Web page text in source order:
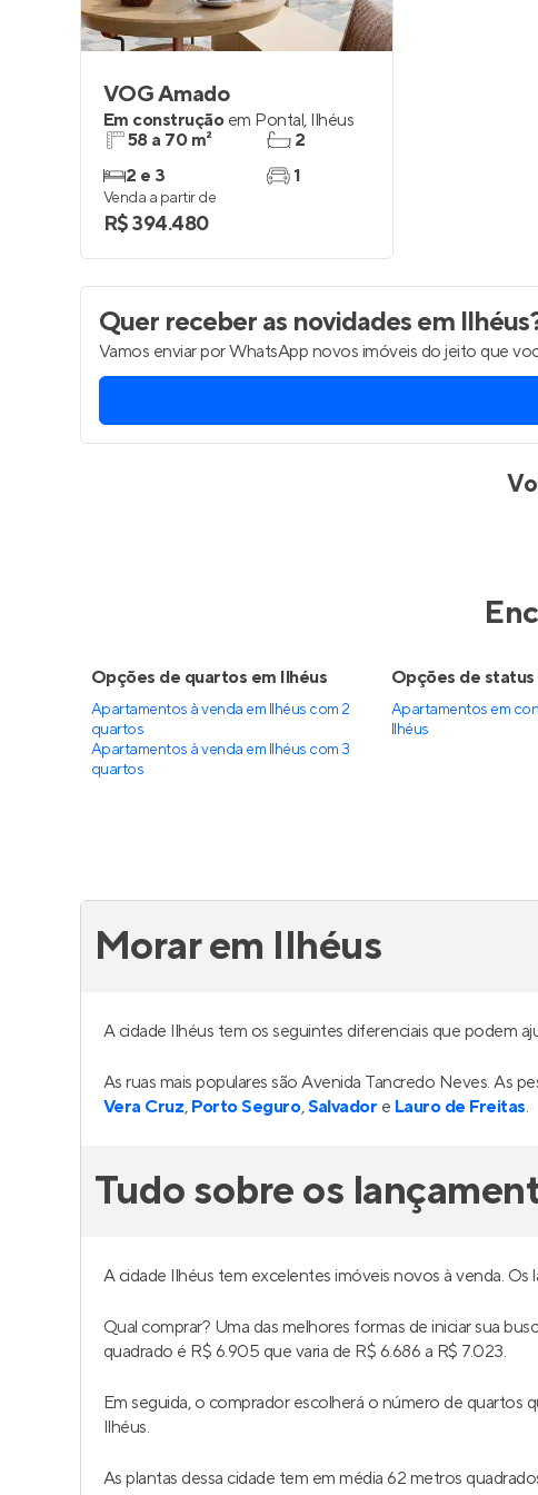
VOG Amado
Em construção em Pontal, Ilhéus
58 a 70 m²
2 e 3
2
1
Venda a partir de
R$ 394.480
Quer receber as novidadesem Ilhéus
Vamos enviar por WhatsApp novos imóveis do jeito que
Opções de quartos em Ilhéus
Apartamentos à venda em Ilhéus com 2
quartos
Apartamentos à venda em Ilhéus com 3
quartos
Opções de status
Apartamentos em
Ilhéus
Morar em Ilhéus
A cidade Ilhéus tem os seguintes diferenciais que podem
As ruas mais populares são Avenida Tancredo Neves. As
Vera Cruz, Porto Seguro,Salvador e Lauro de Freitas.
Tudo sobre os
A cidade Ilhéus tem excelentes imóveis novos à venda.
Qual comprar? Uma das melhores formas de iniciar sua
quadrado é R$ 6.905 que varia de R$ 6.686 a R$ 7.023.
Em seguida, o comprador escolherá o número de quartos
Ilhéus.
As plantas dessa cidade tem em média 62 metros